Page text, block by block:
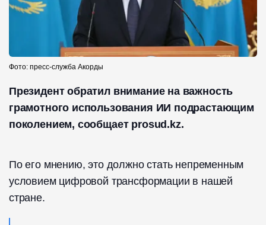
Фото: пресс-служба Акорды
Президент обратил внимание на важность
грамотного использования ИИ подрастающим
поколением, сообщает prosud.kz.
По его мнению, это должно стать непременным
условием цифровой трансформации в нашей
стране.